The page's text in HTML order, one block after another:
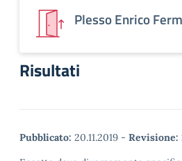
Plesso Enrico
Risultati
Pubblicato: 20.11.2019 - Revisione: